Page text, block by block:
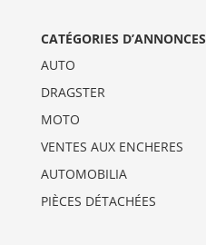
CATÉGORIES D’ANNONCES
AUTO
DRAGSTER
MOTO
VENTES AUX ENCHERES
AUTOMOBILIA
PIÈCES DÉTACHÉES